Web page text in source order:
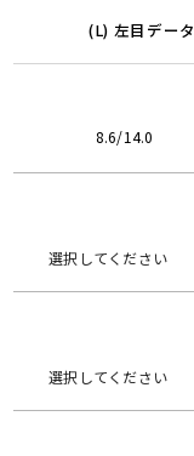
(L) 左目データ
8.6/14.0